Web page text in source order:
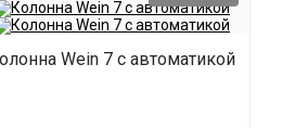
Wein 7 с автоматикой